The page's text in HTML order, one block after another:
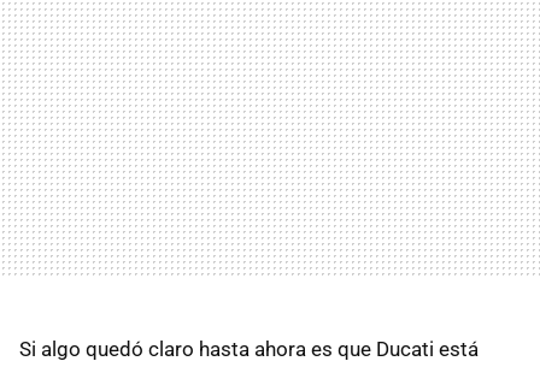
Si algo quedó claro hasta ahora es que Ducati está